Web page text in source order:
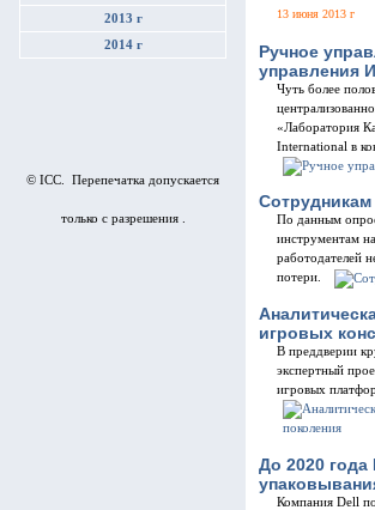
2013 г
2014 г
© ICC. Перепечатка допускается
только с разрешения .
13 июня 2013 г
Ручное
управления
Чуть более
«Лаборатория
International в
По данным
инструментам
работодателей
потери.
игровых
В преддверии
экспертный
игровых
До 2020 года
Компания Dell